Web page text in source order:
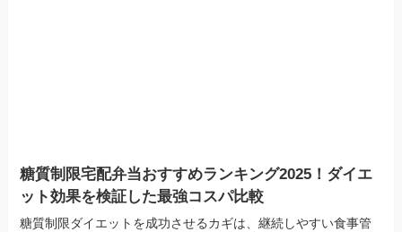
糖質制限宅配弁当おすすめランキング2025！ダイエ
ット効果を検証した最強コスパ比較
糖質制限ダイエットを成功させるカギは、継続しやすい食事管